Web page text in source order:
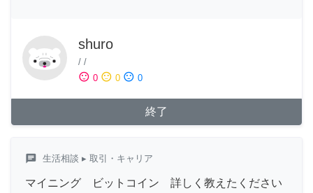
shuro
/ /
sentiment_satisfied 0 sentiment_neutral 0 sentiment_dissatisfied 0
終了
chat 生活相談 ▸ 取引・キャリア
マイニング ビットコイン 詳しく教えたください